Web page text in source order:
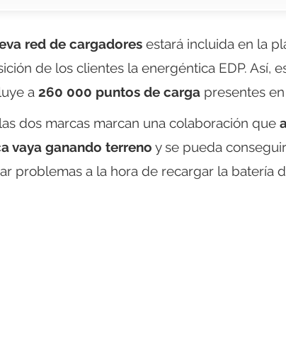
red de cargadores estará incluida en la
de los clientes la energéntica EDP. Así,
a 260 000 puntos de carga presentes
dos marcas marcan una colaboración que
vaya ganando terreno y se pueda
problemas a la hora de recargar la batería